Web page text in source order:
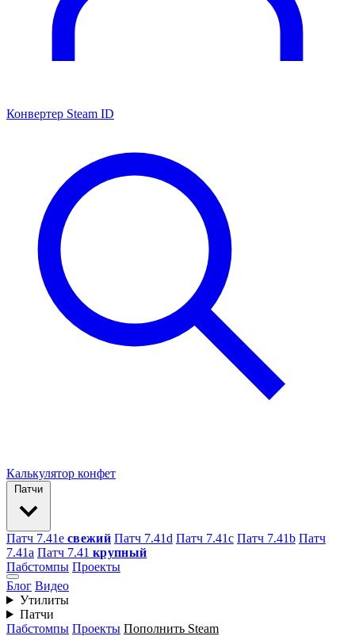
Конвертер Steam ID
Калькулятор конфет
Патчи
Патч 7.41e свежий Патч 7.41d Патч 7.41c Патч 7.41b Патч
7.41а Патч 7.41 крупный
Пабстомпы Проекты
Блог Видео
Утилиты
Патчи
Пабстомпы Проекты Пополнить Steam